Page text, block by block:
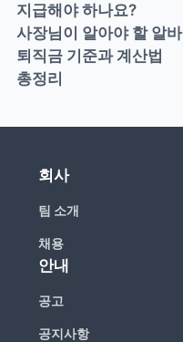
지급해야 하나요?
사장님이 알아야 할 알바
퇴직금 기준과 계산법
총정리
회사
팀 소개
채용
안내
공고
공지사항